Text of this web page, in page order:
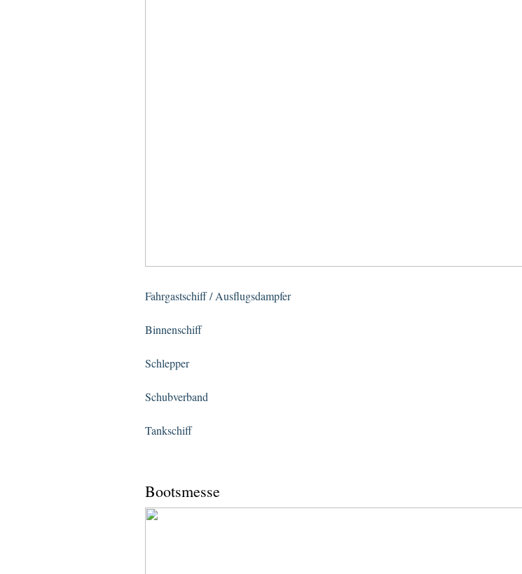
Fahrgastschiff / Ausflugsdampfer
Binnenschiff
Schlepper
Schubverband
Tankschiff
Bootsmesse